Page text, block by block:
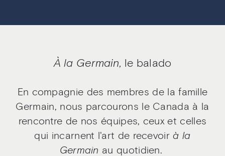
À la Germain, le balado
En compagnie des membres de la famille
Germain, nous parcourons le Canada à la
rencontre de nos équipes, ceux et celles
qui incarnent l'art de recevoirà la
Germain au quotidien.